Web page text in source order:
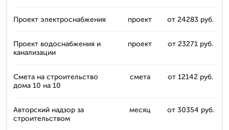
Проект электроснабжения проект от 24283 руб.
Проект водоснабжения и
канализации
проект от 23271 руб.
Смета на строительство
дома 10 на 10
смета от 12142 руб.
Авторский надзор за
строительством
месяц от 30354 руб.